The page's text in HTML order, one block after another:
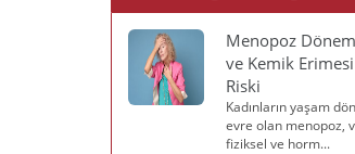
Menopoz
ve Kemik
Riski
Kadınların yaşam
evre olan menopoz,
fiziksel ve horm...